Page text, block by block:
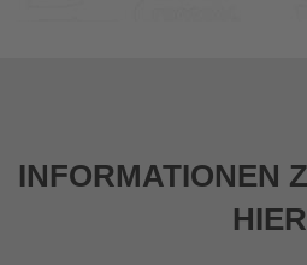
INFORMATIONEN
HIER